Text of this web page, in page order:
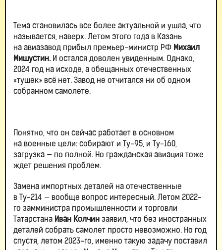
Тема становилась все более актуальной и ушла, что
называется, наверх. Летом этого года в Казань
на авиазавод прибыл премьер-министр РФ Михаил
Мишустин.И остался доволен увиденным. Однако,
2024 год на исходе, а обещанных отечественных
«тушек» всё нет. Завод не отчитался ни об одном
собранном самолете.
Понятно, что он сейчас работает в основном
на военные цели: собирают и Ту-95, и Ту-160,
загрузка — по полной. Но гражданская авиация тоже
ждет решения проблем.
Замена импортных деталей на отечественные
в Ту-214 — вообще вопрос интересный. Летом 2022-
го замминистра промышленности и торговли
Татарстана Иван Колчин заявил, что без иностранных
деталей собрать самолет просто невозможно. Но год
спустя, летом 2023-го, именно такую задачу поставил